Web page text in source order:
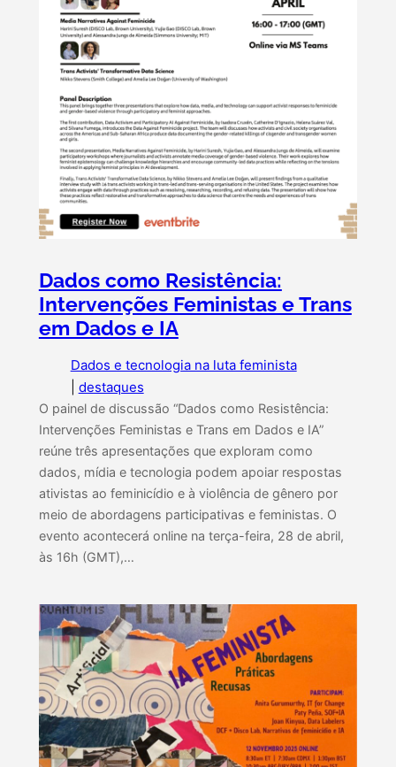
Dados como Resistência:
Intervenções Feministas e Trans
em Dados e IA
Dados e tecnologia na luta feminista
destaques
O painel de discussão “Dados como Resistência:
Intervenções Feministas e Trans em Dados e IA”
reúne três apresentações que exploram como
dados, mídia e tecnologia podem apoiar respostas
ativistas ao feminicídio e à violência de gênero por
meio de abordagens participativas e feministas. O
evento acontecerá online na terça-feira, 28 de abril,
às 16h (GMT),…